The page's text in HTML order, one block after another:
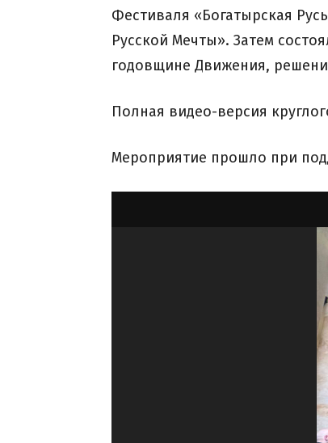
Фестиваля «Богатырская
Русской Мечты». Затем
годовщине Движения,
Полная видео-версия
Мероприятие прошло при